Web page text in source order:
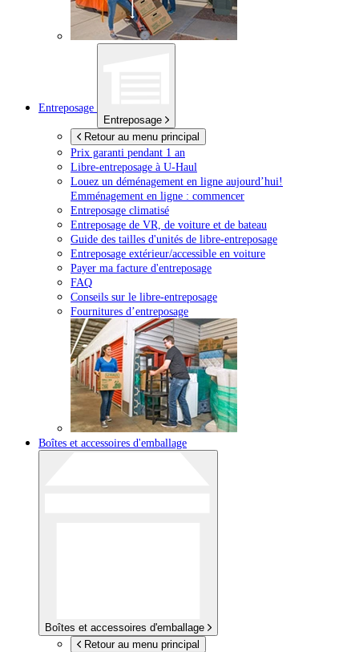
Entreposage
Entreposage
Retour au menu principal
Prix garanti pendant 1 an
Libre-entreposage à U-Haul
Louez un déménagement en ligne aujourd’hui!
Emménagement en ligne : commencer
Entreposage climatisé
Entreposage de VR, de voiture et de bateau
Guide des tailles d'unités de libre-entreposage
Entreposage extérieur/accessible en voiture
Payer ma facture d'entreposage
FAQ
Conseils sur le libre-entreposage
Fournitures d’entreposage
Boîtes et accessoires d'emballage
Boîtes et accessoires d'emballage
Retour au menu principal